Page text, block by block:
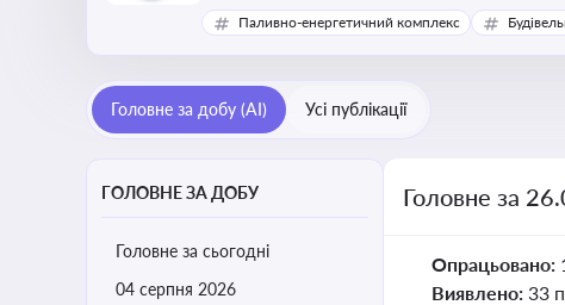
європейськими нормами
Паливно-енергетичний комплекс
Головне за добу (AI) Усі публікації
ГОЛОВНЕ ЗА ДОБУ
Головне за сьогодні
04 серпня 2026
Головне за
Опрацьовано:
Виявлено: 33